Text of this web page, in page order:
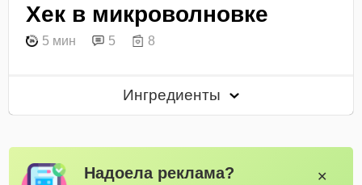
Хек в микроволновке
5 мин 5 8
Ингредиенты
Надоела реклама? ✕